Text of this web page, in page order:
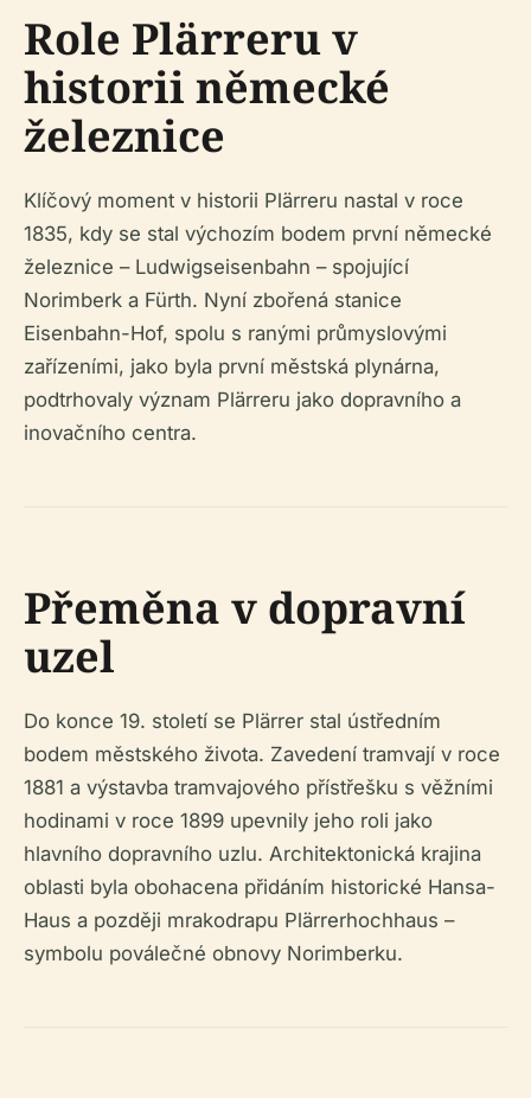
Role Plärreru v
historii německé
železnice
Klíčový moment v historii Plärreru nastal v roce
1835, kdy se stal výchozím bodem první německé
železnice – Ludwigseisenbahn – spojující
Norimberk a Fürth. Nyní zbořená stanice
Eisenbahn-Hof, spolu s ranými průmyslovými
zařízeními, jako byla první městská plynárna,
podtrhovaly význam Plärreru jako dopravního a
inovačního centra.
Přeměna v dopravní
uzel
Do konce 19. století se Plärrer stal ústředním
bodem městského života. Zavedení tramvají v roce
1881 a výstavba tramvajového přístřešku s věžními
hodinami v roce 1899 upevnily jeho roli jako
hlavního dopravního uzlu. Architektonická krajina
oblasti byla obohacena přidáním historické Hansa-
Haus a později mrakodrapu Plärrerhochhaus –
symbolu poválečné obnovy Norimberku.